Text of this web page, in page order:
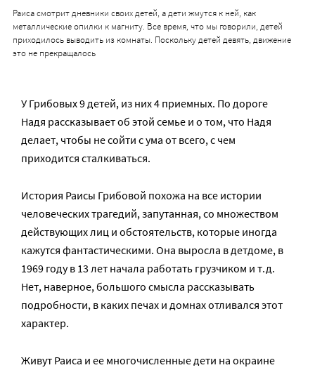
Раиса смотрит дневники своих детей, а дети жмутся к ней, как
металлические опилки к магниту. Все время, что мы говорили, детей
приходилось выводить из комнаты. Поскольку детей девять, движение
это не прекращалось
У Грибовых 9 детей, из них 4 приемных. По дороге
Надя рассказывает об этой семье и о том, что Надя
делает, чтобы не сойти с ума от всего, с чем
приходится сталкиваться.
История Раисы Грибовой похожа на все истории
человеческих трагедий, запутанная, со множеством
действующих лиц и обстоятельств, которые иногда
кажутся фантастическими. Она выросла в детдоме, в
1969 году в 13 лет начала работать грузчиком и т.д.
Нет, наверное, большого смысла рассказывать
подробности, в каких печах и домнах отливался этот
характер.
Живут Раиса и ее многочисленные дети на окраине